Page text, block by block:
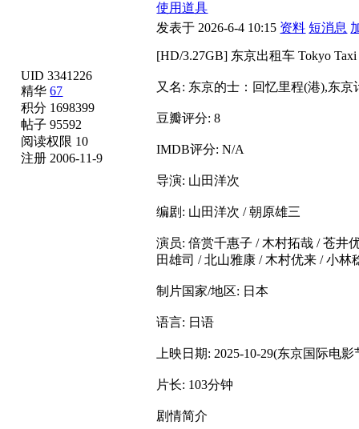
UID 3341226
精华67
积分 1698399
帖子 95592
阅读权限 10
注册 2006-11-9
使用道具
发表于 2026-6-4 10:15 资料 短消息
[HD/3.27GB] 东京出租车 Tokyo Taxi
又名: 东京的士：回忆里程(港),东
豆瓣评分: 8
IMDB评分: N/A
导演: 山田洋次
编剧: 山田洋次 / 朝原雄三
演员: 倍赏千惠子 / 木村拓哉 / 苍井
田雄司 / 北山雅康 / 木村优来 / 小林
制片国家/地区: 日本
语言: 日语
上映日期: 2025-10-29(东京国际电
片长: 103分钟
剧情简介